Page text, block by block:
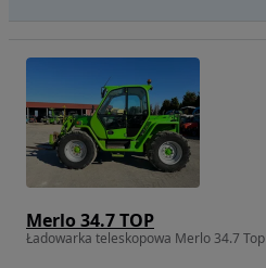
Merlo 34.7 TOP
Ładowarka teleskopowa Merlo 34.7 Top